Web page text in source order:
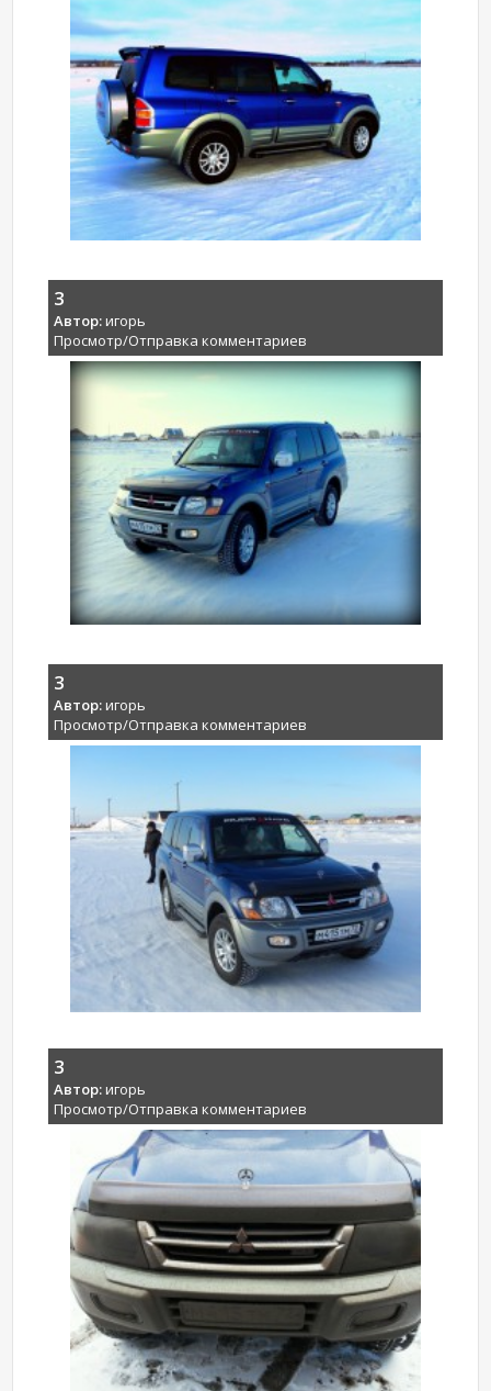
3
Автор:игорь
Просмотр/Отправка комментариев
3
Автор:игорь
Просмотр/Отправка комментариев
3
Автор:игорь
Просмотр/Отправка комментариев